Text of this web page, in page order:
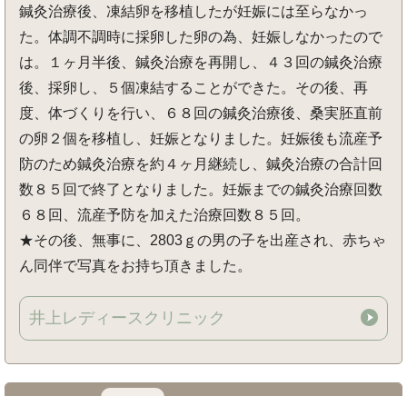
鍼灸治療後、凍結卵を移植したが妊娠には至らなかっ
た。体調不調時に採卵した卵の為、妊娠しなかったので
は。１ヶ月半後、鍼灸治療を再開し、４３回の鍼灸治療
後、採卵し、５個凍結することができた。その後、再
度、体づくりを行い、６８回の鍼灸治療後、桑実胚直前
の卵２個を移植し、妊娠となりました。妊娠後も流産予
防のため鍼灸治療を約４ヶ月継続し、鍼灸治療の合計回
数８５回で終了となりました。妊娠までの鍼灸治療回数
６８回、流産予防を加えた治療回数８５回。
★その後、無事に、2803ｇの男の子を出産され、赤ちゃ
ん同伴で写真をお持ち頂きました。
井上レディースクリニック